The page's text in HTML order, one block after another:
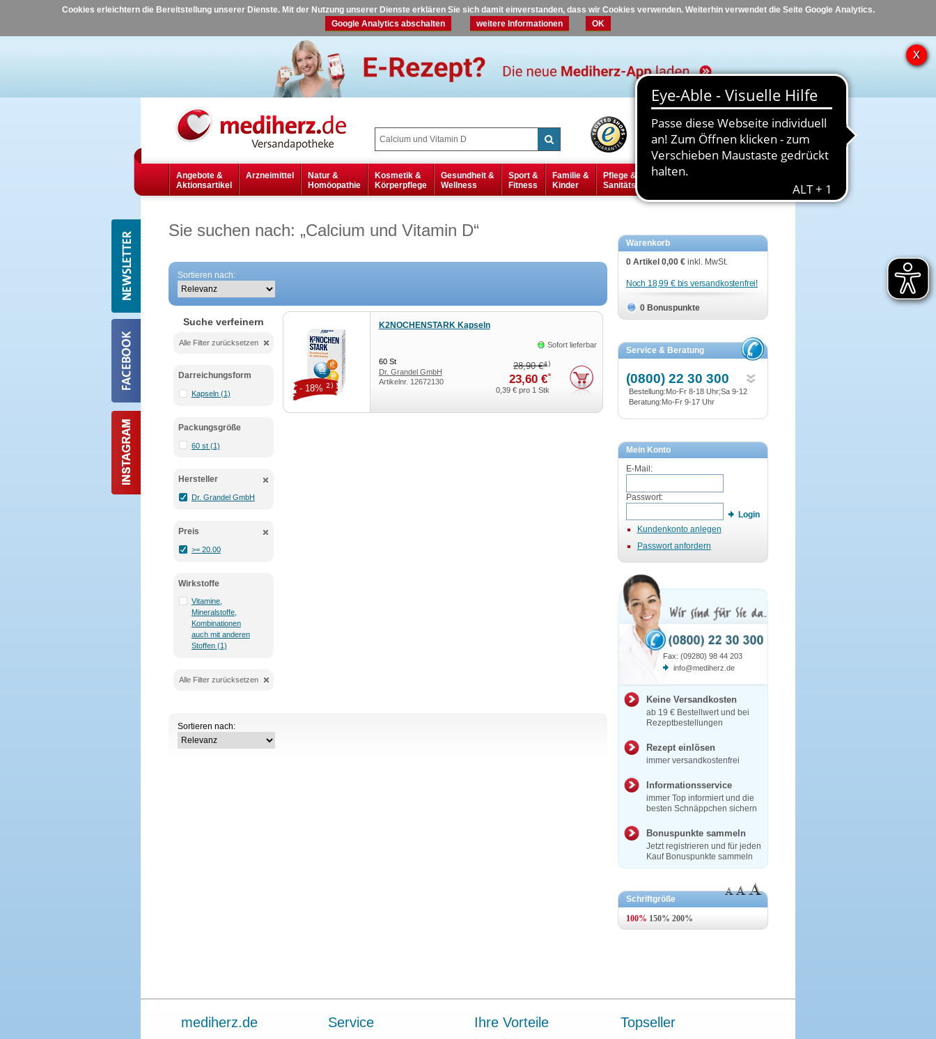
Cookies erleichtern die Bereitstellung unserer Dienste. Mit der Nutzung unserer Dienste erklären Sie sich damit einverstanden, dass wir Cookies verwenden. Weiterhin verwendet die Seite Google Analytics.
Google Analytics abschalten
weitere Informationen OK
Hilfe Kontakt
Angebote &
Aktionsartikel
Arzneimittel
Natur &
Homöopathie
Kosmetik &
Körperpflege
Gesundheit &
Wellness
Sport &
Fitness
Familie &
Kinder
Pflege &
Sanitätsbedarf
Diabetes
Sie suchen nach: „Calcium und Vitamin D“
Sortieren nach:
Suche verfeinern
Alle Filter zurücksetzen
Darreichungsform
Kapseln (1)
Packungsgröße
60 st (1)
Hersteller
Dr. Grandel GmbH
Preis
>= 20.00
Wirkstoffe
Vitamine,
Mineralstoffe,
Kombinationen
auch mit anderen
Stoffen (1)
Alle Filter zurücksetzen
K2NOCHENSTARK Kapseln
60 St
Dr. Grandel GmbH
Artikelnr. 12672130
Sofort lieferbar
28,90 €4)
23,60 €*
- 18% 2)
0,39 € pro 1 Stk
Sortieren nach:
Warenkorb
0 Artikel 0,00 € inkl. MwSt.
Noch 18,99 € bis versandkostenfrei!
0 Bonuspunkte
Service & Beratung
(0800) 22 30 300
Bestellung:Mo-Fr 8-18 Uhr;Sa 9-12
Beratung:Mo-Fr 9-17 Uhr
Mein Konto
E-Mail:
Passwort:
Login
Kundenkonto anlegen
Passwort anfordern
Fax: (09280) 98 44 203
info@mediherz.de
Keine Versandkosten
ab 19 € Bestellwert und bei
Rezeptbestellungen
Rezept einlösen
immer versandkostenfrei
Informationsservice
immer Top informiert und die
besten Schnäppchen sichern
Bonuspunkte sammeln
Jetzt registrieren und für jeden
Kauf Bonuspunkte sammeln
Schriftgröße
mediherz.de Service Ihre Vorteile Topseller